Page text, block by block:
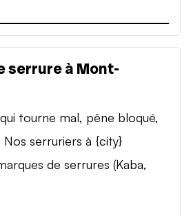
serrure à Mont-
tourne mal, pêne bloqué,
serruriers à {city}
de serrures (Kaba,